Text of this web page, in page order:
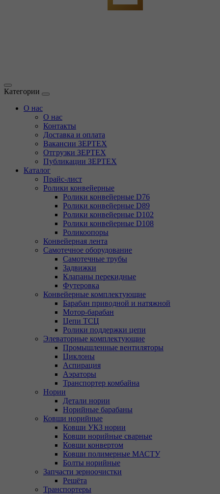
Категории
О нас
О нас
Контакты
Доставка и оплата
Вакансии ЗЕРТЕХ
Отгрузки ЗЕРТЕХ
Публикации ЗЕРТЕХ
Каталог
Прайс-лист
Ролики конвейерные
Ролики конвейерные D76
Ролики конвейерные D89
Ролики конвейерные D102
Ролики конвейерные D108
Роликоопоры
Конвейерная лента
Самотечное оборудование
Самотечные трубы
Задвижки
Клапаны перекидные
Футеровка
Конвейерные комплектующие
Барабан приводной и натяжной
Мотор-барабан
Цепи ТСЦ
Ролики поддержки цепи
Элеваторные комплектующие
Промышленные вентиляторы
Циклоны
Аспирация
Аэраторы
Транспортер комбайна
Нории
Детали нории
Норийные барабаны
Ковши норийные
Ковши УКЗ нории
Ковши норийные сварные
Ковши конвертом
Ковши полимерные МАСТУ
Болты норийные
Запчасти зерноочистки
Решёта
Транспортеры